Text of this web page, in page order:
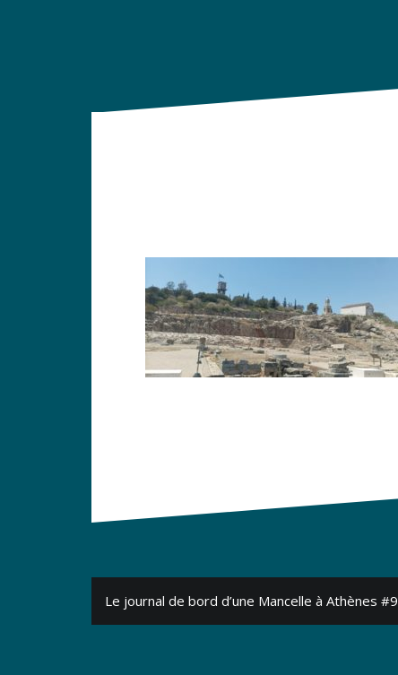
Navigation
de
Le journal de bord d’une Mancelle à Athènes #9